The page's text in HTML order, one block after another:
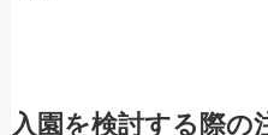
入園を検討する際の